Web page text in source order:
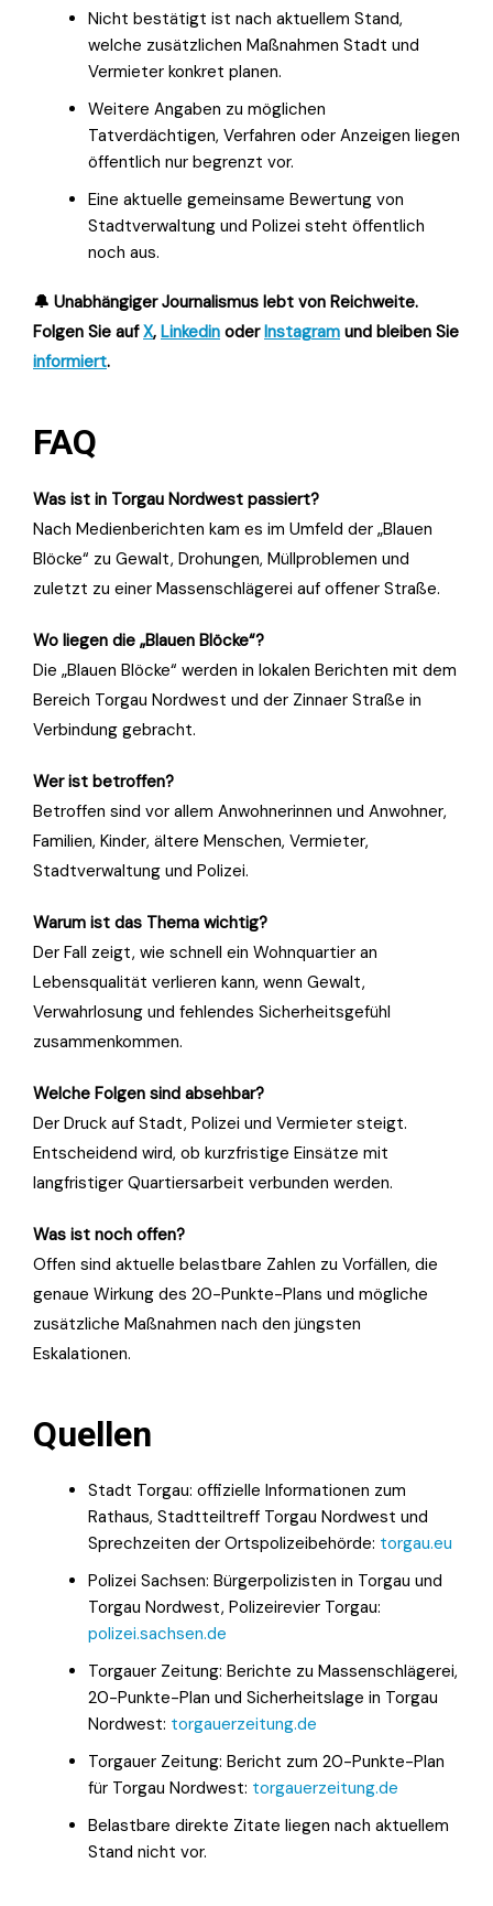
Nicht bestätigt ist nach aktuellem Stand,
welche zusätzlichen Maßnahmen Stadt und
Vermieter konkret planen.
Weitere Angaben zu möglichen
Tatverdächtigen, Verfahren oder Anzeigen liegen
öffentlich nur begrenzt vor.
Eine aktuelle gemeinsame Bewertung von
Stadtverwaltung und Polizei steht öffentlich
noch aus.
🔔 Unabhängiger Journalismus lebt von Reichweite.
Folgen Sie aufX, Linkedin oderInstagram und bleiben Sie
informiert.
FAQ
Was ist in Torgau Nordwest passiert?
Nach Medienberichten kam es im Umfeld der „Blauen
Blöcke“ zu Gewalt, Drohungen, Müllproblemen und
zuletzt zu einer Massenschlägerei auf offener Straße.
Wo liegen die „Blauen Blöcke“?
Die „Blauen Blöcke“ werden in lokalen Berichten mit dem
Bereich Torgau Nordwest und der Zinnaer Straße in
Verbindung gebracht.
Wer ist betroffen?
Betroffen sind vor allem Anwohnerinnen und Anwohner,
Familien, Kinder, ältere Menschen, Vermieter,
Stadtverwaltung und Polizei.
Warum ist das Thema wichtig?
Der Fall zeigt, wie schnell ein Wohnquartier an
Lebensqualität verlieren kann, wenn Gewalt,
Verwahrlosung und fehlendes Sicherheitsgefühl
zusammenkommen.
Welche Folgen sind absehbar?
Der Druck auf Stadt, Polizei und Vermieter steigt.
Entscheidend wird, ob kurzfristige Einsätze mit
langfristiger Quartiersarbeit verbunden werden.
Was ist noch offen?
Offen sind aktuelle belastbare Zahlen zu Vorfällen, die
genaue Wirkung des 20-Punkte-Plans und mögliche
zusätzliche Maßnahmen nach den jüngsten
Eskalationen.
Quellen
Stadt Torgau: offizielle Informationen zum
Rathaus, Stadtteiltreff Torgau Nordwest und
Sprechzeiten der Ortspolizeibehörde: torgau.eu
Polizei Sachsen: Bürgerpolizisten in Torgau und
Torgau Nordwest, Polizeirevier Torgau:
polizei.sachsen.de
Torgauer Zeitung: Berichte zu Massenschlägerei,
20-Punkte-Plan und Sicherheitslage in Torgau
Nordwest: torgauerzeitung.de
Torgauer Zeitung: Bericht zum 20-Punkte-Plan
für Torgau Nordwest: torgauerzeitung.de
Belastbare direkte Zitate liegen nach aktuellem
Stand nicht vor.